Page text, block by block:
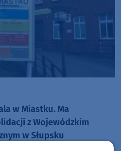
w Miastku. Ma
z Wojewódzkim
w Słupsku